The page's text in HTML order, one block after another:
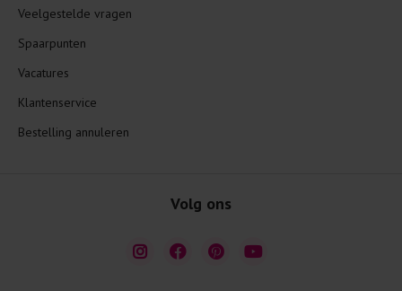
Veelgestelde vragen
Spaarpunten
Vacatures
Klantenservice
Bestelling annuleren
Volg ons